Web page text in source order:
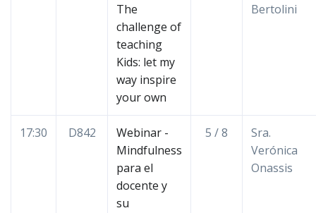
The
challenge of
teaching
Kids: let my
way inspire
your own
Bertolini
17:30 D842
Webinar -
Mindfulness
para el
docente y
su
5 / 8
Sra.
Verónica
Onassis